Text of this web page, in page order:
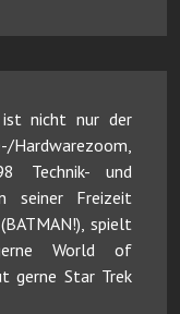
ist nicht nur der
Hardwarezoom,
Technik- und
seiner Freizeit
spielt
World of
gerne Star Trek